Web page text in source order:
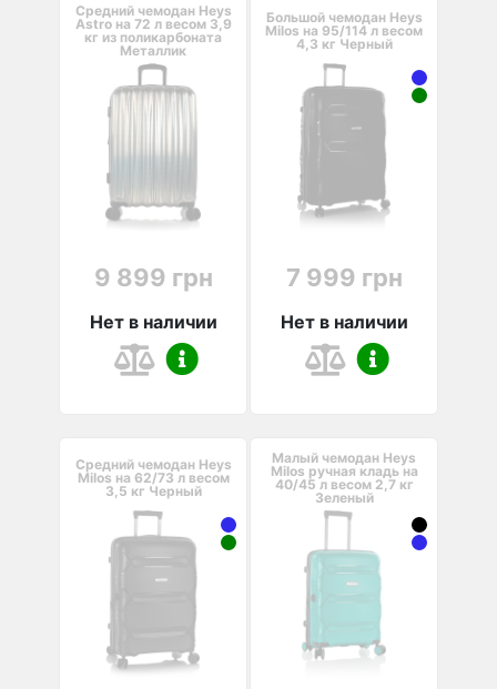
Средний чемодан Heys
Astro на 72 л весом 3,9
кг из поликарбоната
Металлик
9 899 грн
Нет в наличии
Большой чемодан Heys
Milos на 95/114 л весом
4,3 кг Черный
7 999 грн
Нет в наличии
Средний чемодан Heys
Milos на 62/73 л весом
3,5 кг Черный
Малый чемодан Heys
Milos ручная кладь на
40/45 л весом 2,7 кг
Зеленый